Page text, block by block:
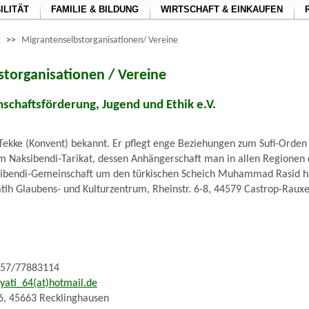
FAMILIE & BILDUNG WIRTSCHAFT & EINKAUFEN
>> Migrantenselbstorganisationen/ Vereine
/ Vereine
Jugend und Ethik e.V.
(Konvent) bekannt. Er pflegt enge Beziehungen zum Sufi-
Naksibendi-Tarikat, dessen Anhängerschaft man in allen Regionen
Gemeinschaft um den türkischen Scheich Muhammad Rasid
Glaubens- und Kulturzentrum, Rheinstr. 6-8, 44579 Castrop-
77883114
45663 Recklinghausen